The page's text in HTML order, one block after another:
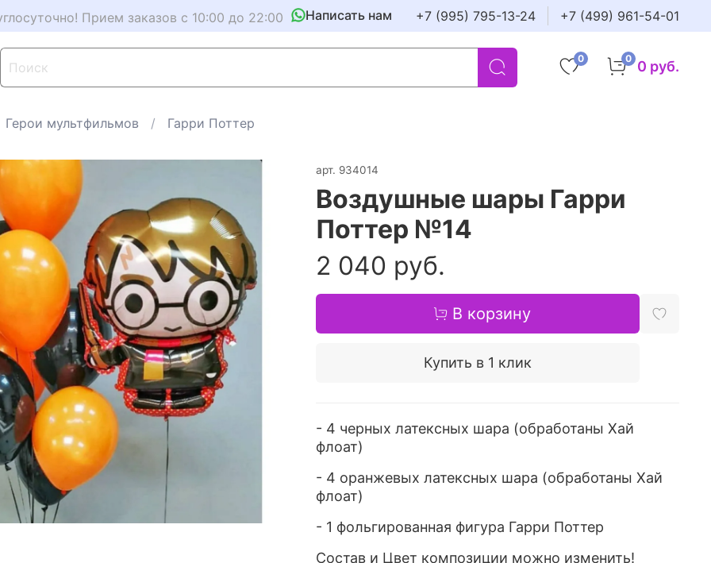
Прием заказов с 10:00 до 22:00 Написать нам +7 (995) 795-13-24 +7 (499) 961-54-01
0 0 0 руб.
Герои мультфильмов Гарри Поттер
арт. 934014
Воздушные шары Гарри
Поттер №14
2 040 руб.
В корзину
Купить в 1 клик
- 4 черных латексных шара (обработаны Хай
флоат)
- 4 оранжевых латексных шара (обработаны Хай
флоат)
- 1 фольгированная фигура Гарри Поттер
Состав и Цвет композиции можно изменить!